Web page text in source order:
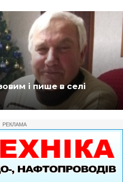
і пише в селі
РЕКЛАМА